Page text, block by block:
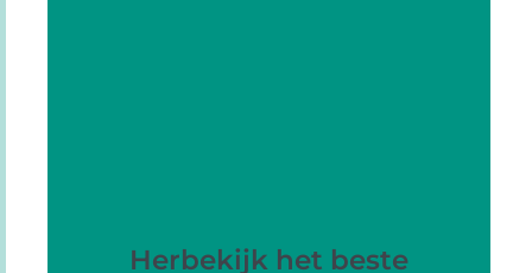
Herbekijk het beste